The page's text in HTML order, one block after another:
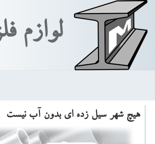
لوازم
هیچ شهر سیل زده ای بدون آب نیست